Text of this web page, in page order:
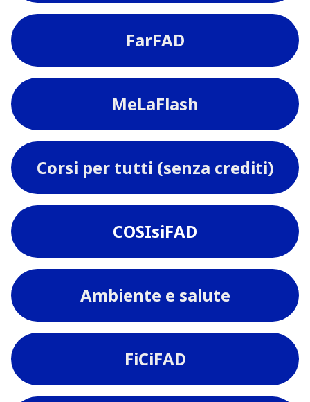
FarFAD
MeLaFlash
Corsi per tutti (senza crediti)
COSIsiFAD
Ambiente e salute
FiCiFAD